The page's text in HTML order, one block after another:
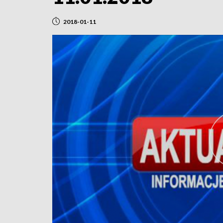
2018-01-11